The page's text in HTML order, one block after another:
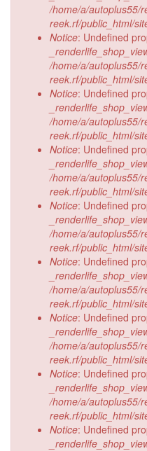
/home/a/autoplus55/
reek.rf/public_html/
Notice: Undefined
/home/a/autoplus55/
reek.rf/public_html/
Notice: Undefined
/home/a/autoplus55/
reek.rf/public_html/
Notice: Undefined
/home/a/autoplus55/
reek.rf/public_html/
Notice: Undefined
/home/a/autoplus55/
reek.rf/public_html/
Notice: Undefined
/home/a/autoplus55/
reek.rf/public_html/
Notice: Undefined
/home/a/autoplus55/
reek.rf/public_html/
Notice: Undefined
/home/a/autoplus55/
reek.rf/public_html/
Notice: Undefined